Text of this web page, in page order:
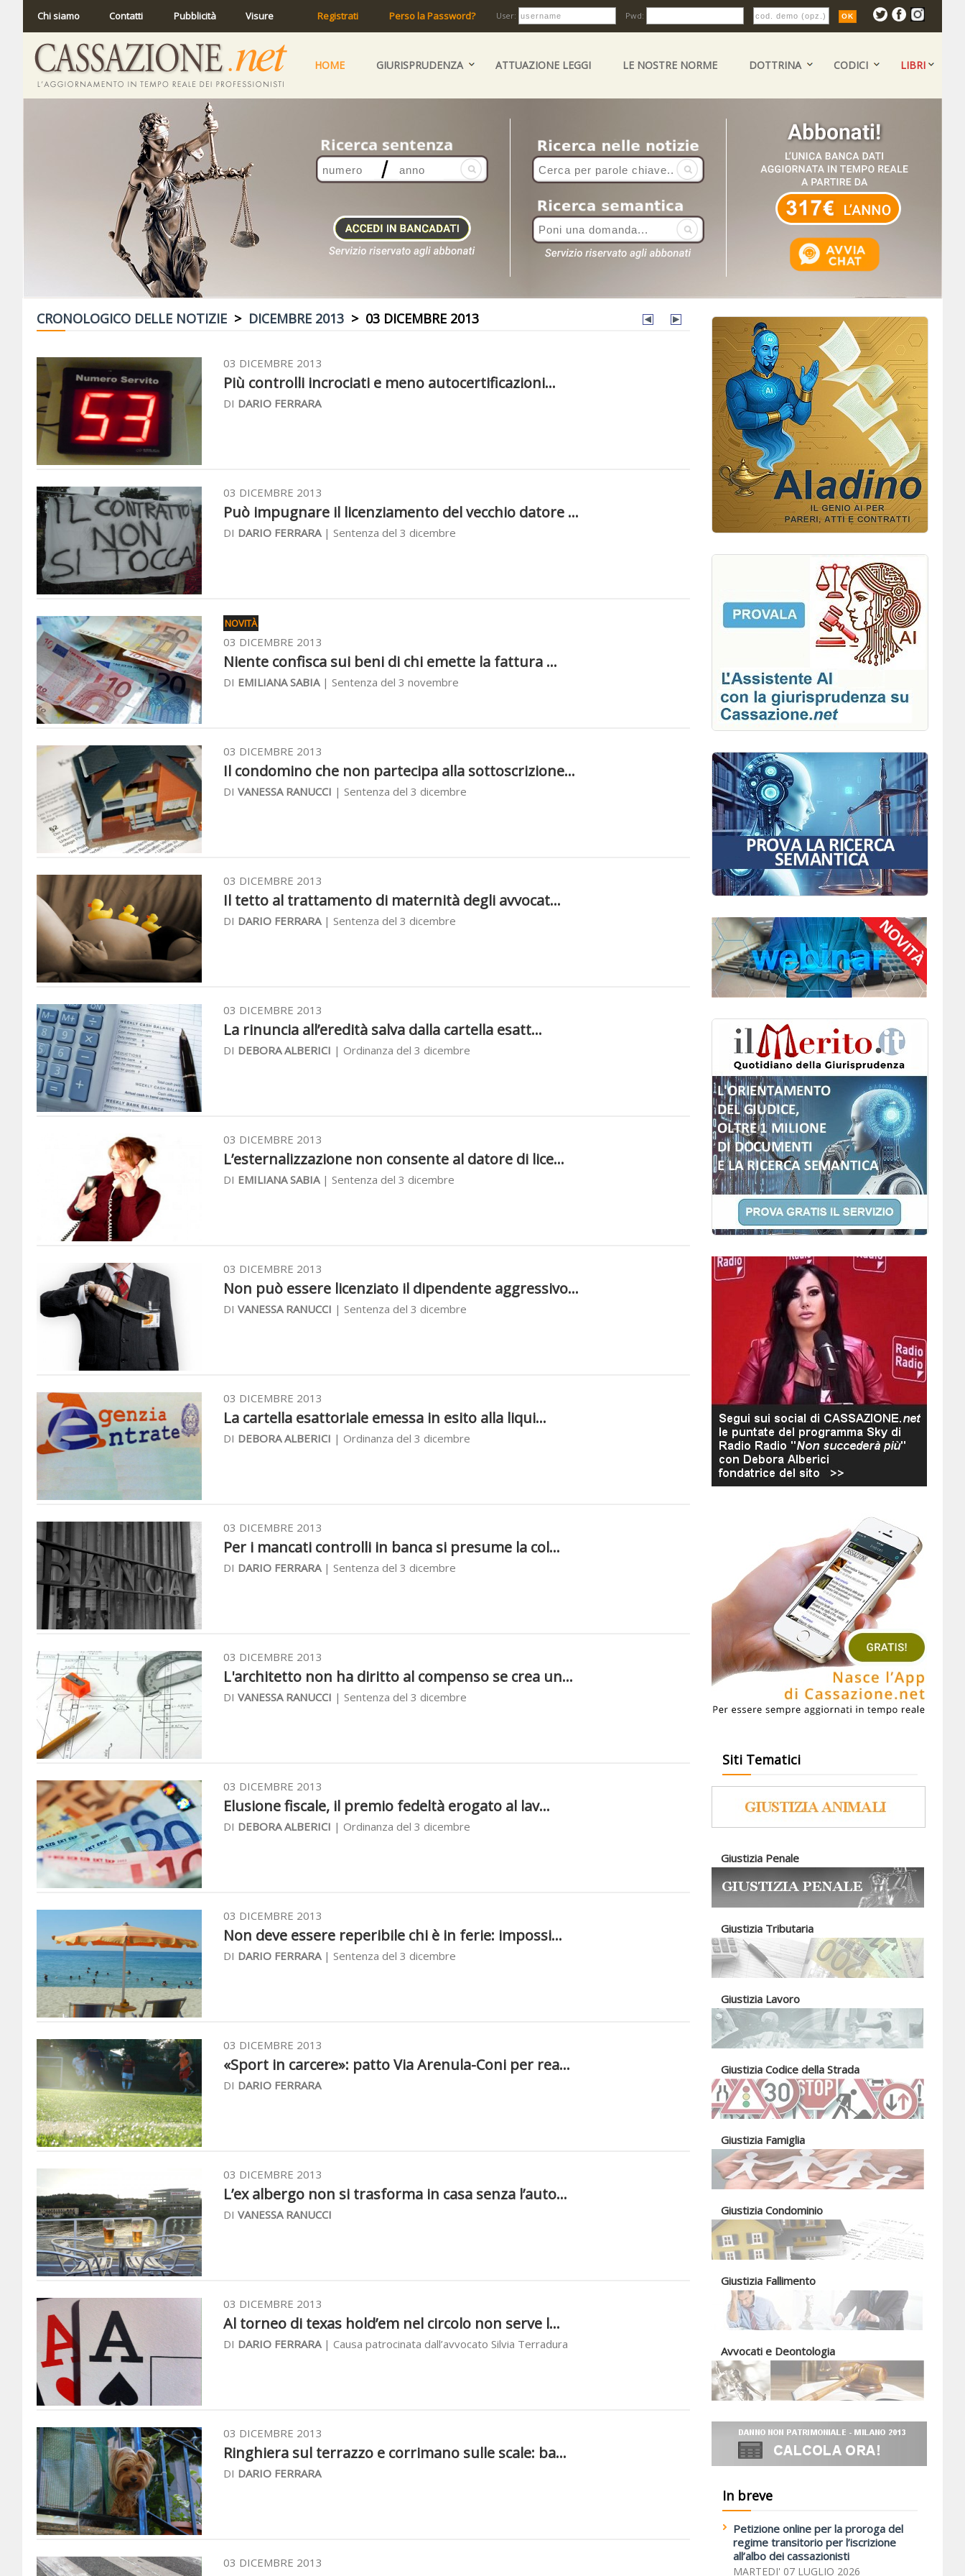
Chi siamo Contatti Pubblicità Visure Registrati Perso la Password? User: Pwd:
HOME GIURISPRUDENZA ATTUAZIONE LEGGI LE NOSTRE NORME DOTTRINA CODICI LIBRI
CRONOLOGICO DELLE NOTIZIE > DICEMBRE 2013 > 03 DICEMBRE 2013
03 DICEMBRE 2013
Più controlli incrociati e meno autocertificazioni...
DI DARIO FERRARA
03 DICEMBRE 2013
Può impugnare il licenziamento del vecchio datore ...
DI DARIO FERRARA| Sentenza del 3 dicembre
NOVITÀ
03 DICEMBRE 2013
Niente confisca sui beni di chi emette la fattura ...
DI EMILIANA SABIA| Sentenza del 3 novembre
03 DICEMBRE 2013
Il condomino che non partecipa alla sottoscrizione...
DI VANESSA RANUCCI | Sentenza del 3 dicembre
03 DICEMBRE 2013
Il tetto al trattamento di maternità degli avvocat...
DI DARIO FERRARA| Sentenza del 3 dicembre
03 DICEMBRE 2013
La rinuncia all’eredità salva dalla cartella esatt...
DI DEBORA ALBERICI | Ordinanza del 3 dicembre
03 DICEMBRE 2013
L’esternalizzazione non consente al datore di lice...
DI EMILIANA SABIA| Sentenza del 3 dicembre
03 DICEMBRE 2013
Non può essere licenziato il dipendente aggressivo...
DI VANESSA RANUCCI | Sentenza del 3 dicembre
03 DICEMBRE 2013
La cartella esattoriale emessa in esito alla liqui...
DI DEBORA ALBERICI | Ordinanza del 3 dicembre
03 DICEMBRE 2013
Per i mancati controlli in banca si presume la col...
DI DARIO FERRARA| Sentenza del 3 dicembre
03 DICEMBRE 2013
L'architetto non ha diritto al compenso se crea un...
DI VANESSA RANUCCI | Sentenza del 3 dicembre
03 DICEMBRE 2013
Elusione fiscale, il premio fedeltà erogato al lav...
DI DEBORA ALBERICI | Ordinanza del 3 dicembre
03 DICEMBRE 2013
Non deve essere reperibile chi è in ferie: impossi...
DI DARIO FERRARA| Sentenza del 3 dicembre
03 DICEMBRE 2013
«Sport in carcere»: patto Via Arenula-Coni per rea...
DI DARIO FERRARA
03 DICEMBRE 2013
L’ex albergo non si trasforma in casa senza l’auto...
DI VANESSA RANUCCI
03 DICEMBRE 2013
Al torneo di texas hold’em nel circolo non serve l...
DI DARIO FERRARA| Causa patrocinata dall’avvocato Silvia Terradura
03 DICEMBRE 2013
Ringhiera sul terrazzo e corrimano sulle scale: ba...
DI DARIO FERRARA
03 DICEMBRE 2013
Siti Tematici
Giustizia Penale
Giustizia Tributaria
Giustizia Lavoro
Giustizia Codice della Strada
Giustizia Famiglia
Giustizia Condominio
Giustizia Fallimento
Avvocati e Deontologia
In breve
Petizione online per la proroga del
regime transitorio per l’iscrizione
all’albo dei cassazionisti
MARTEDI' 07 LUGLIO 2026